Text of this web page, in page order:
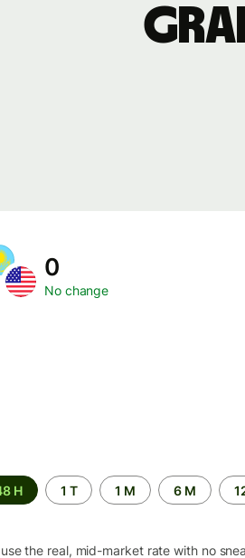
0
No change
H 1 T 1 M 6 M
the real, mid-market rate with no